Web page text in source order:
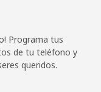
8 min por
⁦$5⁩
Programa tus
de tu teléfono y
queridos.